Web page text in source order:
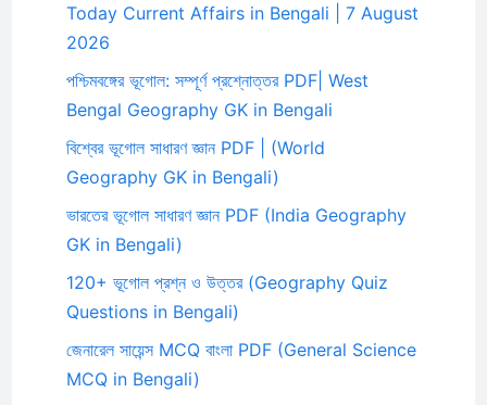
Today Current Affairs in Bengali | 7 August
2026
পশ্চিমবঙ্গের ভূগোল: সম্পূর্ণ প্রশ্নোত্তর PDF| West
Bengal Geography GK in Bengali
বিশ্বের ভূগোল সাধারণ জ্ঞান PDF | (World
Geography GK in Bengali)
ভারতের ভূগোল সাধারণ জ্ঞান PDF (India Geography
GK in Bengali)
120+ ভূগোল প্রশ্ন ও উত্তর (Geography Quiz
Questions in Bengali)
জেনারেল সায়েন্স MCQ বাংলা PDF (General Science
MCQ in Bengali)